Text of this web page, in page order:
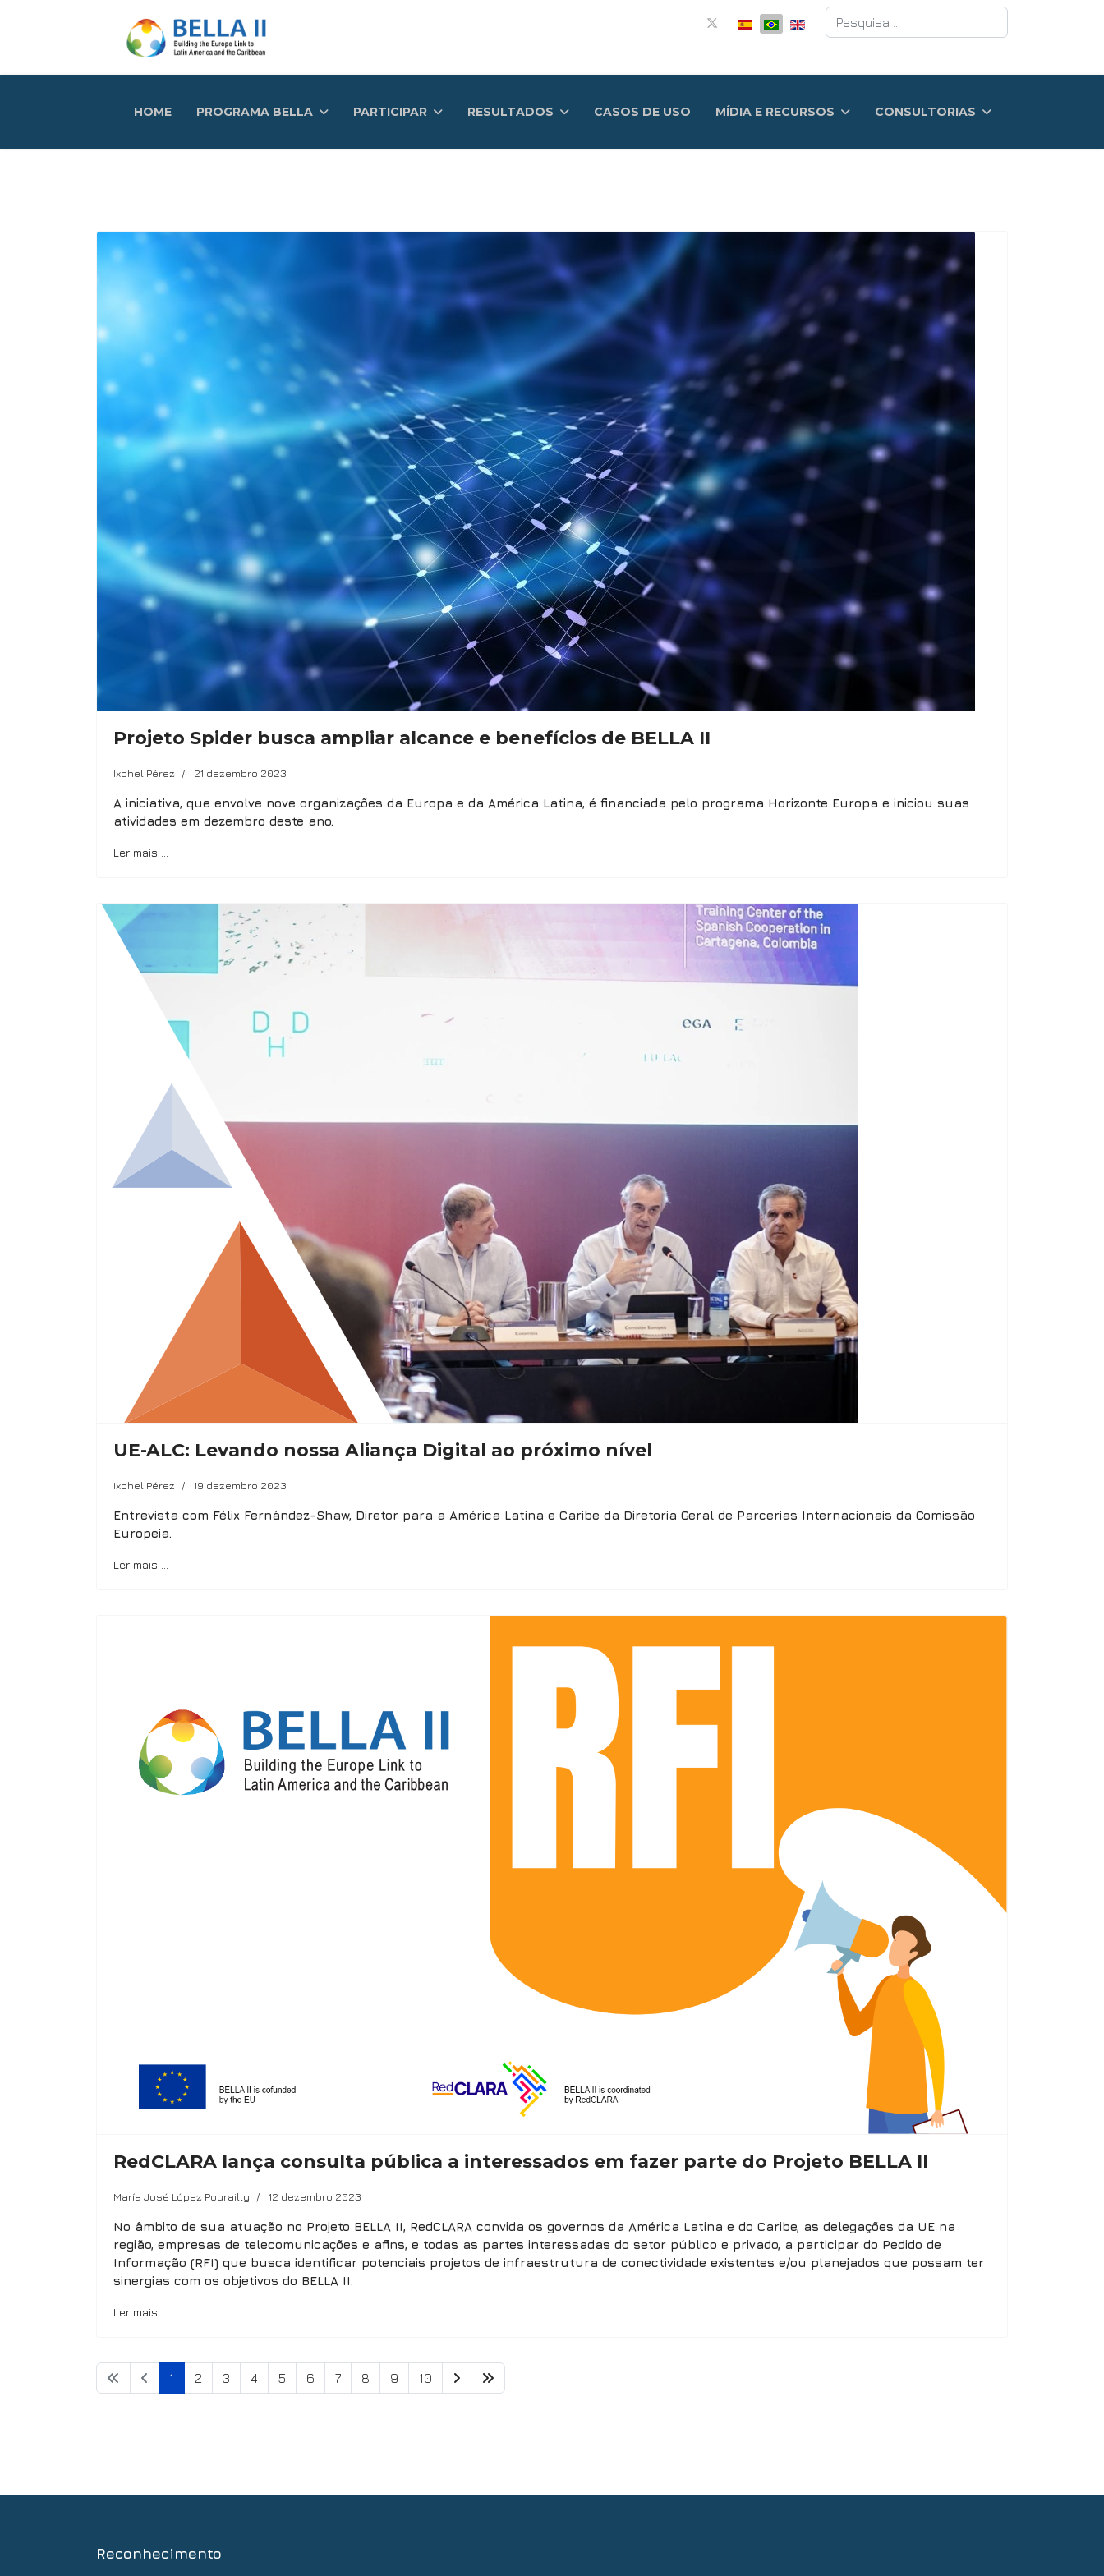
Pesquisar
HOME PROGRAMA BELLA PARTICIPAR RESULTADOS CASOS DE USO MÍDIA E RECURSOS CONSULTORIAS
Projeto Spider busca ampliar alcance e benefícios de BELLA II
Ixchel Pérez 21 dezembro 2023
A iniciativa, que envolve nove organizações da Europa e da América Latina, é financiada pelo programa Horizonte Europa e iniciou suas
atividades em dezembro deste ano.
Ler mais …
UE-ALC: Levando nossa Aliança Digital ao próximo nível
Ixchel Pérez 19 dezembro 2023
Entrevista com Félix Fernández-Shaw, Diretor para a América Latina e Caribe da Diretoria Geral de Parcerias Internacionais da Comissão
Europeia.
Ler mais …
RedCLARA lança consulta pública a interessados em fazer parte do Projeto BELLA II
María José López Pourailly 12 dezembro 2023
No âmbito de sua atuação no Projeto BELLA II, RedCLARA convida os governos da América Latina e do Caribe, as delegações da UE na
região, empresas de telecomunicações e afins, e todas as partes interessadas do setor público e privado, a participar do Pedido de
Informação (RFI) que busca identificar potenciais projetos de infraestrutura de conectividade existentes e/ou planejados que possam ter
sinergias com os objetivos do BELLA II.
Ler mais …
1 2 3 4 5 6 7 8 9 10
Reconhecimento